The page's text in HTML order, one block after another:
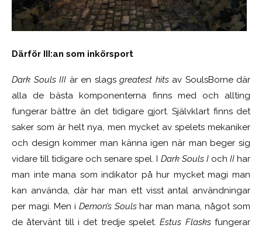
Därför III:an som inkörsport
Dark Souls III är en slags greatest hitsav SoulsBorne där
alla de bästa komponenterna finns med och allting
fungerar bättre än det tidigare gjort. Självklart finns det
saker som är helt nya, men mycket av spelets mekaniker
och design kommer man känna igen när man beger sig
vidare till tidigare och senare spel. I Dark Souls I och IIhar
man inte mana som indikator på hur mycket magi man
kan använda, där har man ett visst antal användningar
per magi. Men i Demon’s Soulshar man mana, något som
de återvänt till i det tredje spelet.Estus Flasksfungerar